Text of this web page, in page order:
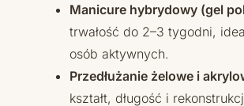
Manicure hybrydowy (gel
trwałość do 2–3 tygodni,
osób aktywnych.
Przedłużanie żelowe i
kształt, długość i